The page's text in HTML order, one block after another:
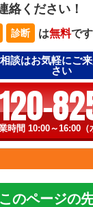
絡ください！
診断 は無料で
談はお気軽にご
さい
時間 10:00～16:00（
このページの